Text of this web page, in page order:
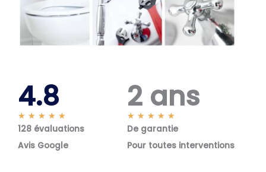
4.8
★ ★ ★ ★ ★
o
128 évaluations
Avis Google
2 ans
★ ★ ★ ★ ★
o
De garantie
Pour toutes interventions